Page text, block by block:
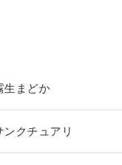
生まどか
ンクチュアリ